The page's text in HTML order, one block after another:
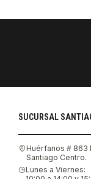
SUCURSAL
Huérfanos # 863
Santiago Centro.
Lunes a Viernes: